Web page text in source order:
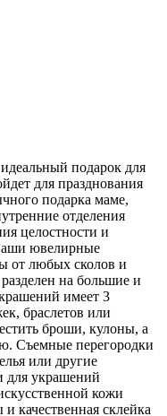
подарок для
для празднования
подарка маме,
отделения
целостности и
ювелирные
от любых сколов и
на большие и
имеет 3
браслетов или
броши, кулоны, а
Съемные перегородки
или другие
для украшений
кожи
качественная склейка